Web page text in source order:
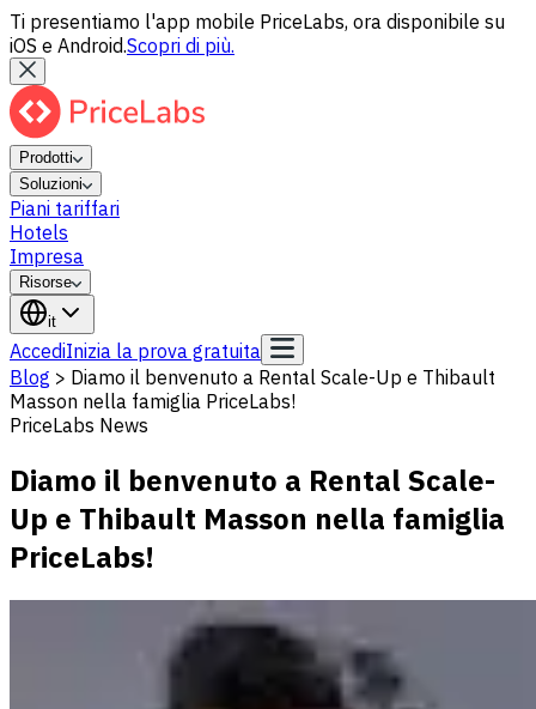
Ti presentiamo l'app mobile PriceLabs, ora disponibile su
iOS e Android.Scopri di più.
Prodotti
Soluzioni
Piani tariffari
Hotels
Impresa
Risorse
it
AccediInizia la prova gratuita
Blog > Diamo il benvenuto a Rental Scale-Up e Thibault
Masson nella famiglia PriceLabs!
PriceLabs News
Diamo il benvenuto a Rental Scale-
Up e Thibault Masson nella famiglia
PriceLabs!